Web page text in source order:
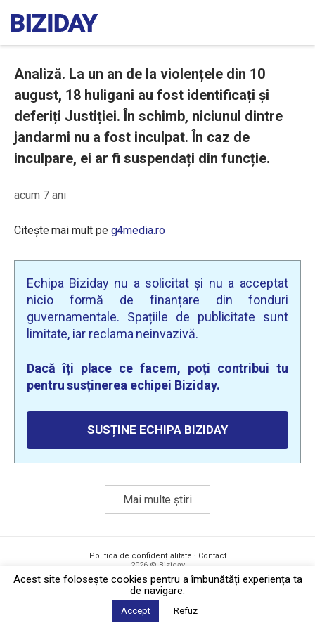
Analiză. La un an de la violențele din 10
august, 18 huligani au fost identificați și
deferiți Justiției. În schimb, niciunul dintre
jandarmi nu a fost inculpat. În caz de
inculpare, ei ar fi suspendați din funcție.
acum 7 ani
Citește mai mult pe g4media.ro
Echipa Biziday nu a solicitat și nu a acceptat
nicio formă de finanțare din fonduri
guvernamentale. Spațiile de publicitate sunt
limitate, iar reclama neinvazivă.
Dacă îți place ce facem, poți contribui tu
pentru susținerea echipei Biziday.
SUSȚINE ECHIPA BIZIDAY
Mai multe știri
Politica de confidențialitate · Contact
2026 © Biziday
Acest site foloseşte cookies pentru a îmbunătăți experiența ta
de navigare.
Accept Refuz